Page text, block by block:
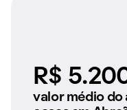
R$
A
valor médio do